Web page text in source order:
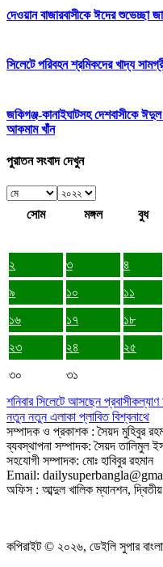
দেওয়ান বাজারবাসীকে ঈদের শুভেচ্ছা
সিলেটে পরিবহন শ্রমিকদের খাদ্য
জকিগঞ্জ-কানাইঘাটসহ দেশবাসীকে ঈদুল
আকমাম খাঁন
পুরাতন সংবাদ দেখুন
সোম মঙ্গল বুধ
২
৩ ৪
৯
১০ ১১
১৬
১৭ ১৮
২৩
২৪ ২৫
৩০
৩১
শনিবার সিলেটে আসছেন প্রবাসীকল্যাণ
নতুন নতুন এলাকা প্লাবিত বিশ্বনাথে
সম্পাদক ও প্রকাশক : সৈয়দ মুহিবুর
ব্যবস্থাপনা সম্পাদক: সৈয়দ তালিমুল
সহযোগী সম্পাদক: মোঃ হাবিবুর রহমান
Email:
অফিস : আব্দুল খালিক ম্যানশন, দ্বিতীয়
কপিরাইট © ২০২৬, ডেইলি সুপার